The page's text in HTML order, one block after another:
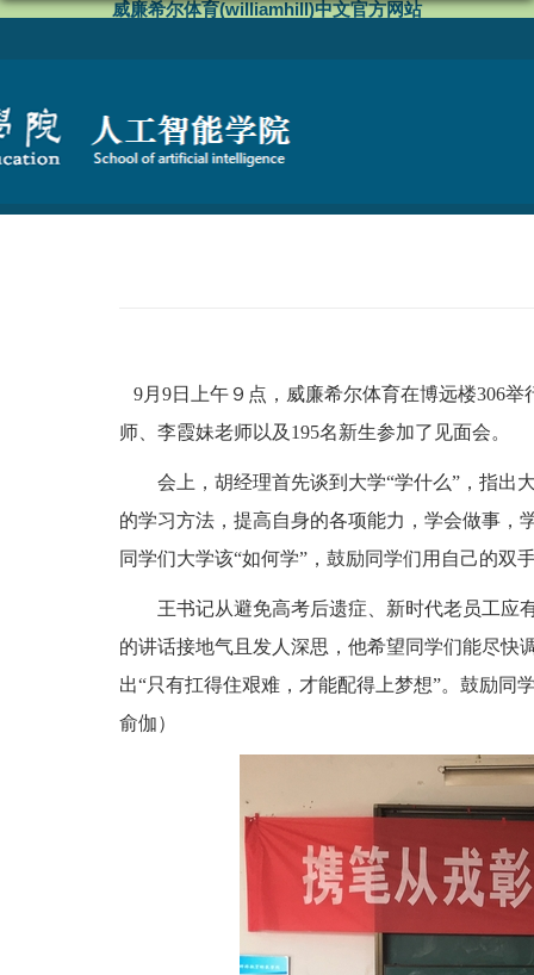
威廉希尔体育(williamhill)中文官方网站
9月 9日上午９点，威廉希尔体育在博远楼306举
师、李霞妹老师以及 195名新生参加了见面会。
会上，胡经理首先谈到大学“学什么” ，指出
的学习方法，提高自身的各项能力，学会做事，
同学们大学该“如何学” ，鼓励同学们用自己的双
王书记从避免高考后遗症、新时代老员工应
的讲话接地气且发人深思，他希望同学们能尽快
出“只有扛得住艰难，才能配得上梦想”。鼓励同
俞伽）